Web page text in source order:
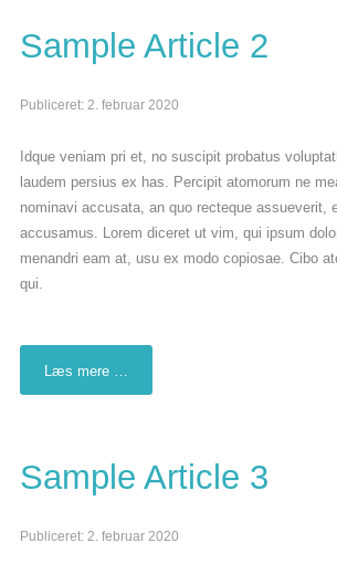
Sample Article 2
Publiceret: 2. februar 2020
Idque veniam pri et, no suscipit probatus
laudem persius ex has. Percipit atomorum ne
nominavi accusata, an quo recteque assueverit,
accusamus. Lorem diceret ut vim, qui ipsum
menandri eam at, usu ex modo copiosae. Cibo
qui.
Læs mere …
Sample Article 3
Publiceret: 2. februar 2020